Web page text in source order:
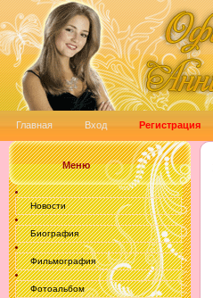
Главная Вход Регистрация
Меню
Новости
Биография
Фильмография
Фотоальбом